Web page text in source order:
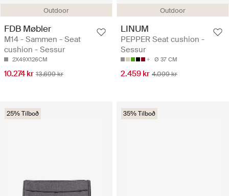
Outdoor
FDB Møbler
M14 - Sammen - Seat
cushion - Sessur
2X49X126CM
10.274 kr 13.699 kr
Outdoor
LINUM
PEPPER Seat cushion -
Sessur
Ø 37 CM
2.459 kr 4.099 kr
25% Tilboð 35% Tilboð